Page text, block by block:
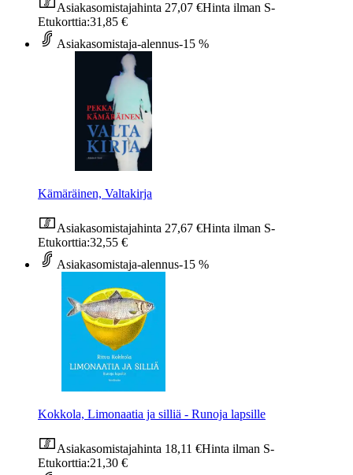
Asiakasomistajahinta 27,07 €Hinta ilman S-
Etukorttia:31,85 €
Asiakasomistaja-alennus-15 %
Kämäräinen, Valtakirja
Asiakasomistajahinta 27,67 €Hinta ilman S-
Etukorttia:32,55 €
Asiakasomistaja-alennus-15 %
Kokkola, Limonaatia ja silliä - Runoja lapsille
Asiakasomistajahinta 18,11 €Hinta ilman S-
Etukorttia:21,30 €